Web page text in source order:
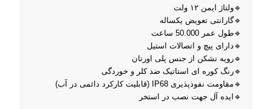
🔹ولتاژ ایمن ۱۲ ولت
🔹گارانتی تعویض یکساله
🔹طول عمر 50.000 ساعت
🔹دارای پیچ و اتصالات استیل
🔹رویه نشکن از جنس پلی اورتان
🔹رنگ کوره ای استاتیک ضد کلر و خوردگی
🔹مقاومت نفوذپذیری IP68 (قابلیت کارکرد دائمی در آب)
🔹ایده آل جهت نصب در استخر